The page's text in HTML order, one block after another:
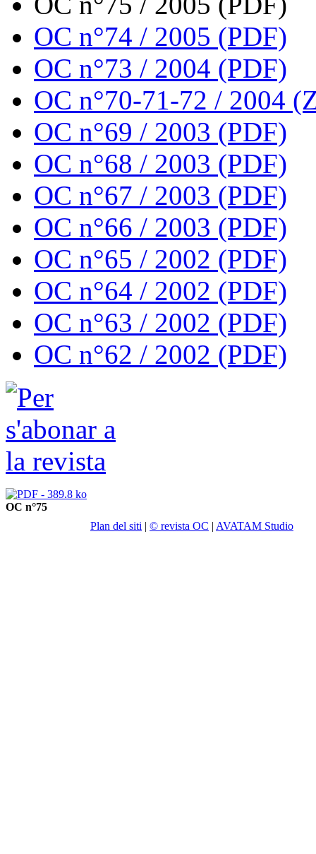
OC n°74 / 2005 (PDF)
OC n°73 / 2004 (PDF)
OC n°70-71-72 / 2004
OC n°69 / 2003 (PDF)
OC n°68 / 2003 (PDF)
OC n°67 / 2003 (PDF)
OC n°66 / 2003 (PDF)
OC n°65 / 2002 (PDF)
OC n°64 / 2002 (PDF)
OC n°63 / 2002 (PDF)
OC n°62 / 2002 (PDF)
OC n°75
Plan del siti | © revista OC | AVATAM Studio